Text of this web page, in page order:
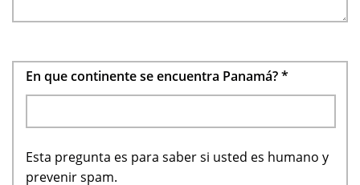
En que continente se encuentra Panamá?*
Esta pregunta es para saber si usted es humano y
prevenir spam.